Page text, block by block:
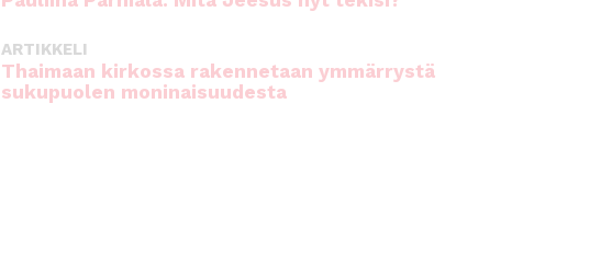
ARTIKKELI
Thaimaan kirkossa rakennetaan ymmärrystä
sukupuolen moninaisuudesta